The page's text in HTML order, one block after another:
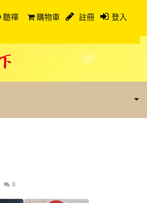
聽禪 購物車 註冊 登入
0